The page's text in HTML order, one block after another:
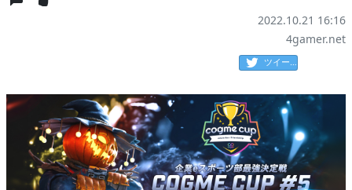
2022.10.21 16:16
4gamer.net
ツイート